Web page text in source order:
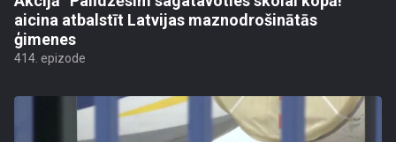
aicina atbalstīt Latvijas maznodrošinātās
ģimenes
414. epizode